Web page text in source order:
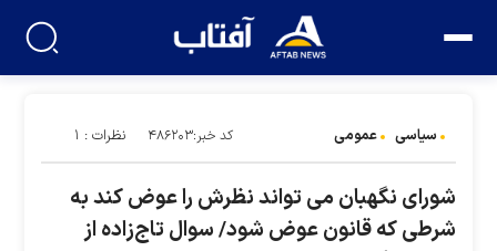
سیاسی عمومی کد خبر:۴۸۶۲۰۳ نظرات : ۱
شورای نگهبان می تواند نظرش را عوض کند به
شرطی که قانون عوض شود/ سوال تاج‌زاده از